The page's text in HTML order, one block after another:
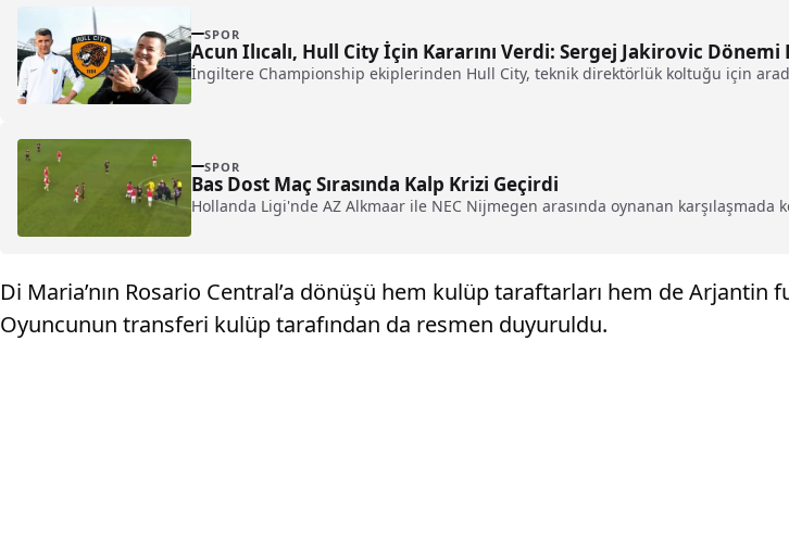
SPOR
Acun Ilıcalı, Hull City İçin Kararını Verdi: Sergej Jakirovic Dönemi
İngiltere Championship ekiplerinden Hull City, teknik direktörlük koltuğu için
SPOR
Bas Dost Maç Sırasında Kalp Krizi Geçirdi
Hollanda Ligi'nde AZ Alkmaar ile NEC Nijmegen arasında oynanan karşılaşmada
Di Maria’nın Rosario Central’a dönüşü hem kulüp taraftarları hem de
Oyuncunun transferi kulüp tarafından da resmen duyuruldu.